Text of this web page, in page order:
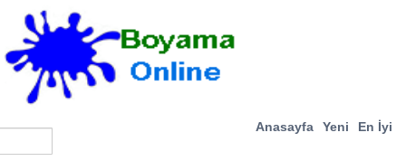
Anasayfa Yeni En İyi